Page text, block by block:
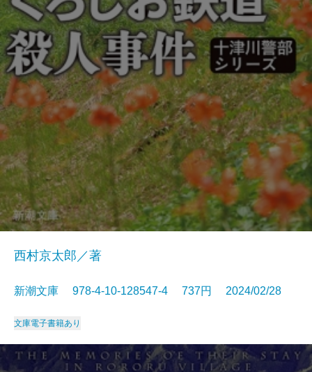
西村京太郎／著
新潮文庫 978-4-10-128547-4 737円 2024/02/28
文庫電子書籍あり